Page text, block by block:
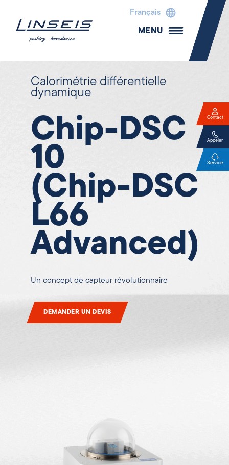
Français
MENU
Calorimétrie différentielle
dynamique
Chip-DSC
10
(Chip-DSC
L66
Advanced)
Un concept de capteur révolutionnaire
DEMANDER UN DEVIS
Contact
Appeler
Service